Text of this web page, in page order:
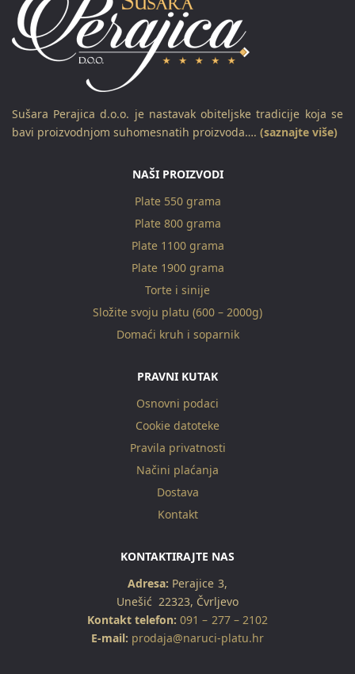
Sušara Perajica d.o.o. je nastavak obiteljske tradicije koja se
bavi proizvodnjom suhomesnatih proizvoda…. (saznajte više)
NAŠI PROIZVODI
Plate 550 grama
Plate 800 grama
Plate 1100 grama
Plate 1900 grama
Torte i sinije
Složite svoju platu (600 – 2000g)
Domaći kruh i soparnik
PRAVNI KUTAK
Osnovni podaci
Cookie datoteke
Pravila privatnosti
Načini plaćanja
Dostava
Kontakt
KONTAKTIRAJTE NAS
Adresa: Perajice 3,
Unešić 22323, Čvrljevo
Kontakt telefon: 091 – 277 – 2102
E-mail: prodaja@naruci-platu.hr